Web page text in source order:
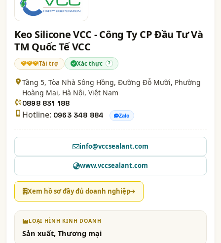
Keo Silicone VCC - Công Ty CP Đầu Tư Và
TM Quốc Tế VCC
Tài trợ Xác thực ?
Tầng 5, Tòa Nhà Sông Hồng, Đường Đỗ Mười, Phường
Hoàng Mai, Hà Nội, Việt Nam
0898 831 188
Hotline: 0963 348 884 Zalo
info@vccsealant.com
www.vccsealant.com
Xem hồ sơ đầy đủ doanh nghiệp
LOẠI HÌNH KINH DOANH
Sản xuất, Thương mại